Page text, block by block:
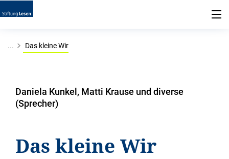
... Das kleine Wir
Daniela Kunkel, Matti Krause und diverse
(Sprecher)
Das kleine Wir